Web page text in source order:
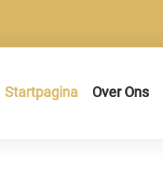
Startpagina Over Ons